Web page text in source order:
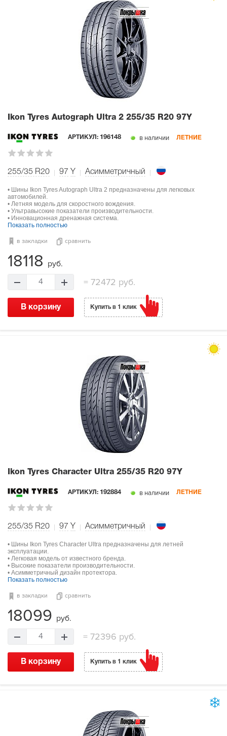
Ikon Tyres Autograph Ultra 2 255/35 R20 97Y
АРТИКУЛ: 196148 в наличии ЛЕТНИЕ
255/35 R20 97 Y Асимметричный
• Шины Ikon Tyres Autograph Ultra 2 предназначены для легковых
автомобилей.
• Летняя модель для скоростного вождения.
• Ультравысокие показатели производительности.
• Инновационная дренажная система.
Показать полностью
в закладки сравнить
18118 руб.
4 =72472 руб.
В корзину Купить в 1 клик
Ikon Tyres Character Ultra 255/35 R20 97Y
АРТИКУЛ: 192884 в наличии ЛЕТНИЕ
255/35 R20 97 Y Асимметричный
• Шины Ikon Tyres Character Ultra предназначены для летней
эксплуатации.
• Легковая модель от известного бренда.
• Высокие показатели производительности.
• Асимметричный дизайн протектора.
Показать полностью
в закладки сравнить
18099 руб.
4 =72396 руб.
В корзину Купить в 1 клик